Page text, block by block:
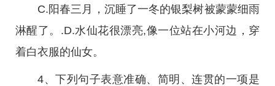
C.阳春三月，沉睡了一冬的银梨树被蒙蒙细雨
淋醒了。.D.水仙花很漂亮,像一位站在小河边，穿
着白衣服的仙女。
4、下列句子表意准确、简明、连贯的一项是